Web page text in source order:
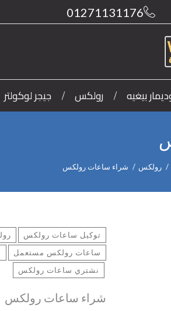
01271131176
بيغيه رولكس جيجر لوكولتر
رولكس شراء ساعات رولكس
توكيل ساعات رولكس
ساعات رولكس مستعمل
نشتري ساعات رولكس
شراء ساعات رولكس